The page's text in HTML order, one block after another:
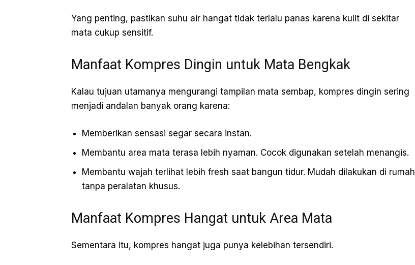
Yang penting, pastikan suhu air hangat tidak terlalu panas karena kulit di sekitar
mata cukup sensitif.
Manfaat Kompres Dingin untuk Mata Bengkak
Kalau tujuan utamanya mengurangi tampilan mata sembap, kompres dingin sering
menjadi andalan banyak orang karena:
Memberikan sensasi segar secara instan.
Membantu area mata terasa lebih nyaman. Cocok digunakan setelah menangis.
Membantu wajah terlihat lebih fresh saat bangun tidur. Mudah dilakukan di rumah
tanpa peralatan khusus.
Manfaat Kompres Hangat untuk Area Mata
Sementara itu, kompres hangat juga punya kelebihan tersendiri.